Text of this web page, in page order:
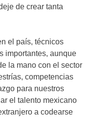
de crear tanta
el país, técnicos
importantes, aunque
la mano con el sector
competencias
para nuestros
el talento mexicano
a codearse